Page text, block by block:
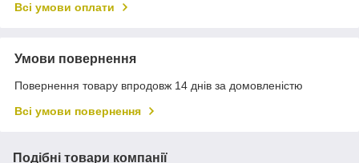
Всі умови оплати
Умови повернення
Повернення товару впродовж 14 днів за домовленістю
Всі умови повернення
Подібні товари компанії